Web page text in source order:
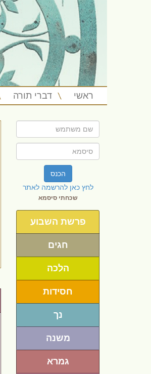
ראשי דברי תורה
הכנס
לחץ כאן להרשמה לאתר
שכחתי סיסמא
פרשת השבוע
חגים
הלכה
חסידות
נך
משנה
גמרא